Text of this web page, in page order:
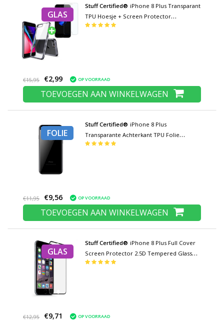
GLAS
Stuff Certified® iPhone 8 Plus Transparant
TPU Hoesje + Screen Protector
Tempered Glass
€15,95 €2,99 OP VOORRAAD
TOEVOEGEN AAN WINKELWAGEN
FOLIE
Stuff Certified® iPhone 8 Plus
Transparante Achterkant TPU Folie
Hydrogel Protector Beschermer Cover
€11,95 €9,56 OP VOORRAAD
TOEVOEGEN AAN WINKELWAGEN
GLAS
Stuff Certified® iPhone 8 Plus Full Cover
Screen Protector 2.5D Tempered Glass
Film Gehard Glas Glazen
€12,95 €9,71 OP VOORRAAD